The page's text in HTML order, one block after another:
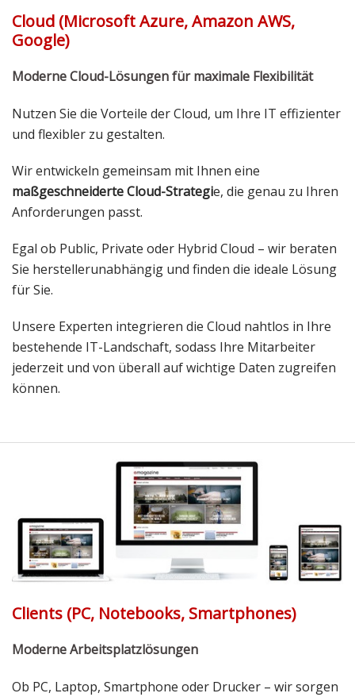
Cloud (Microsoft Azure, Amazon AWS,
Google)
Moderne Cloud-Lösungen für maximale Flexibilität
Nutzen Sie die Vorteile der Cloud, um Ihre IT effizienter
und flexibler zu gestalten.
Wir entwickeln gemeinsam mit Ihnen eine
maßgeschneiderte Cloud-Strategie, die genau zu Ihren
Anforderungen passt.
Egal ob Public, Private oder Hybrid Cloud – wir beraten
Sie herstellerunabhängig und finden die ideale Lösung
für Sie.
Unsere Experten integrieren die Cloud nahtlos in Ihre
bestehende IT-Landschaft, sodass Ihre Mitarbeiter
jederzeit und von überall auf wichtige Daten zugreifen
können.
Clients (PC, Notebooks, Smartphones)
Moderne Arbeitsplatzlösungen
Ob PC, Laptop, Smartphone oder Drucker – wir sorgen